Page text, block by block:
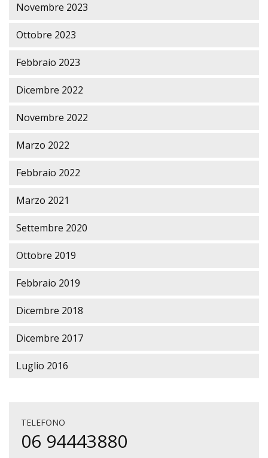
Novembre 2023
Ottobre 2023
Febbraio 2023
Dicembre 2022
Novembre 2022
Marzo 2022
Febbraio 2022
Marzo 2021
Settembre 2020
Ottobre 2019
Febbraio 2019
Dicembre 2018
Dicembre 2017
Luglio 2016
TELEFONO
06 94443880